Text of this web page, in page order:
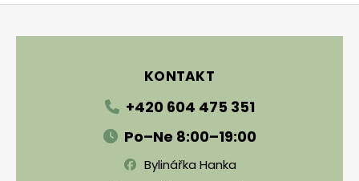
KONTAKT
+420 604 475 351
Po–Ne 8:00–19:00
Bylinářka Hanka